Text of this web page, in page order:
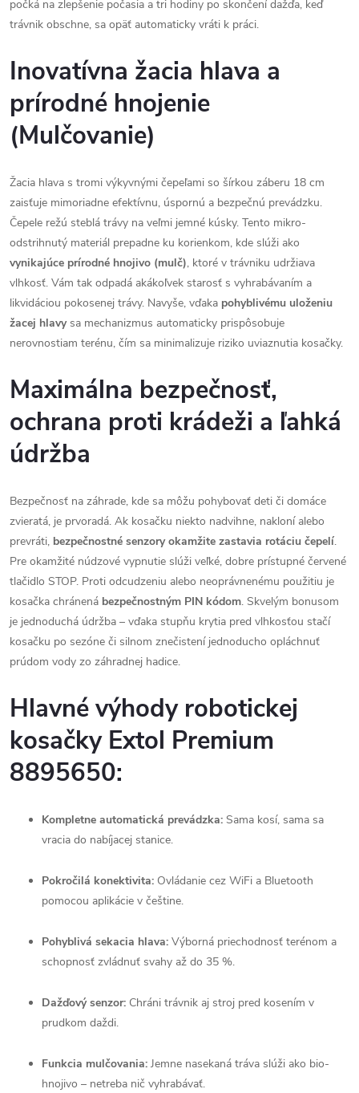
počká na zlepšenie počasia a tri hodiny po skončení dažďa, keď
trávnik obschne, sa opäť automaticky vráti k práci.
Inovatívna žacia hlava a
prírodné hnojenie
(Mulčovanie)
Žacia hlava s tromi výkyvnými čepeľami so šírkou záberu 18 cm
zaisťuje mimoriadne efektívnu, úspornú a bezpečnú prevádzku.
Čepele režú steblá trávy na veľmi jemné kúsky. Tento mikro-
odstrihnutý materiál prepadne ku korienkom, kde slúži ako
vynikajúce prírodné hnojivo (mulč), ktoré v trávniku udržiava
vlhkosť. Vám tak odpadá akákoľvek starosť s vyhrabávaním a
likvidáciou pokosenej trávy. Navyše, vďaka pohyblivému uloženiu
žacej hlavysa mechanizmus automaticky prispôsobuje
nerovnostiam terénu, čím sa minimalizuje riziko uviaznutia kosačky.
Maximálna bezpečnosť,
ochrana proti krádeži a ľahká
údržba
Bezpečnosť na záhrade, kde sa môžu pohybovať deti či domáce
zvieratá, je prvoradá. Ak kosačku niekto nadvihne, nakloní alebo
prevráti, bezpečnostné senzory okamžite zastavia rotáciu čepelí.
Pre okamžité núdzové vypnutie slúži veľké, dobre prístupné červené
tlačidlo STOP. Proti odcudzeniu alebo neoprávnenému použitiu je
kosačka chránená bezpečnostným PIN kódom. Skvelým bonusom
je jednoduchá údržba – vďaka stupňu krytia pred vlhkosťou stačí
kosačku po sezóne či silnom znečistení jednoducho opláchnuť
prúdom vody zo záhradnej hadice.
Hlavné výhody robotickej
kosačky Extol Premium
8895650:
Kompletne automatická prevádzka: Sama kosí, sama sa
vracia do nabíjacej stanice.
Pokročilá konektivita: Ovládanie cez WiFi a Bluetooth
pomocou aplikácie v češtine.
Pohyblivá sekacia hlava: Výborná priechodnosť terénom a
schopnosť zvládnuť svahy až do 35 %.
Dažďový senzor: Chráni trávnik aj stroj pred kosením v
prudkom daždi.
Funkcia mulčovania: Jemne nasekaná tráva slúži ako bio-
hnojivo – netreba nič vyhrabávať.